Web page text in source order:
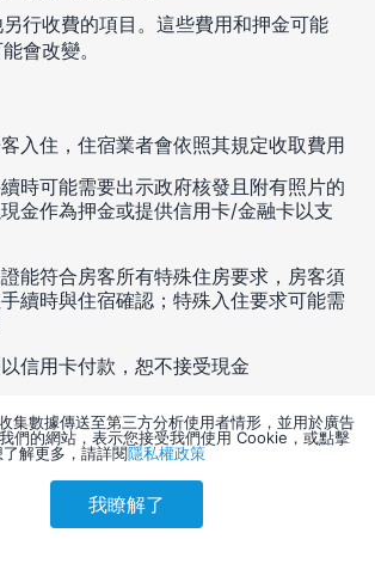
刷卡優惠 會員訂購
行收費的項目。這些費用和押金可能
會改變。
入住，住宿業者會依照其規定收取費用
時可能需要出示政府核發且附有照片的
金作為押金或提供信用卡/金融卡以支
能符合房客所有特殊住房要求，房客須
續時與住宿確認；特殊入住要求可能需
信用卡付款，恕不接受現金
碳探測器、滅火器、煙霧探測器和急救
例如陽台、庭院、露台等可能不適合兒童
集數據傳送至第三方分析使用者情形，並用於廣告
們的網站，表示您接受我們使用 Cookie，或點擊
了解更多，請詳閱隱私權政策
我瞭解了